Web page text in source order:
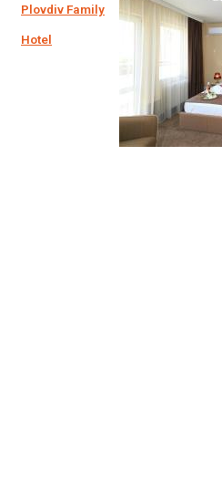
Plovdiv Family
Hotel